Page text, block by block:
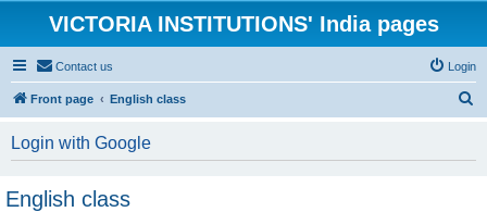
VICTORIA INSTITUTIONS' India pages
Contact us Login
Front page English class
Login with Google
English class